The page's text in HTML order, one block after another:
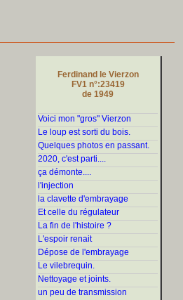
Ferdinand le Vierzon
FV1 n°:23419
de 1949
Voici mon "gros" Vierzon
Le loup est sorti du bois.
Quelques photos en passant.
2020, c'est parti....
ça démonte....
l'injection
la clavette d'embrayage
Et celle du régulateur
La fin de l'histoire ?
L'espoir renait
Dépose de l'embrayage
Le vilebrequin.
Nettoyage et joints.
un peu de transmission